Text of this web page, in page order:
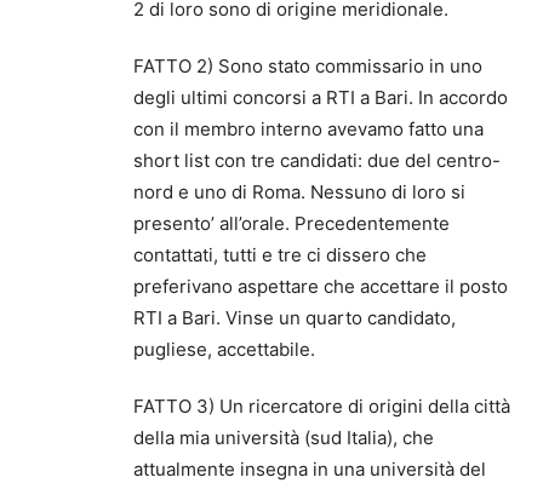
2 di loro sono di origine meridionale.
FATTO 2) Sono stato commissario in uno
degli ultimi concorsi a RTI a Bari. In accordo
con il membro interno avevamo fatto una
short list con tre candidati: due del centro-
nord e uno di Roma. Nessuno di loro si
presento’ all’orale. Precedentemente
contattati, tutti e tre ci dissero che
preferivano aspettare che accettare il posto
RTI a Bari. Vinse un quarto candidato,
pugliese, accettabile.
FATTO 3) Un ricercatore di origini della città
della mia università (sud Italia), che
attualmente insegna in una università del